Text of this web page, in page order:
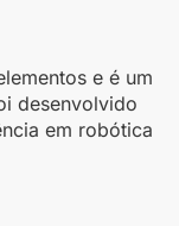
e é um
desenvolvido
em robótica